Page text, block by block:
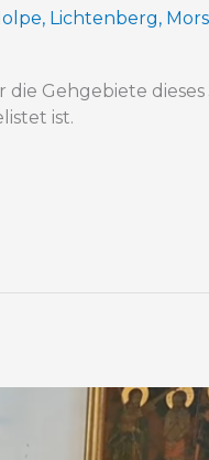
, Lichtenberg,
Gehgebiete dieses
ist.